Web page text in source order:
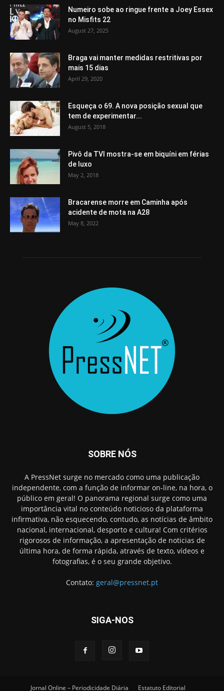
Numeiro sobe ao ringue frente a Joey Essex
no Misfits 22
August 27, 2025
Braga vai manter medidas restritivas por
mais 15 dias
April 29, 2020
Esqueça o 69. A nova posição sexual que
tem de experimentar...
August 5, 2018
Pivô da TVI mostra-se em biquíni em férias
de luxo
May 2, 2018
Bracarense morre em Caminha após
acidente de mota na A28
May 8, 2022
SOBRE NÓS
A PressNet surge no mercado como uma publicação
independente, com a função de informar on-line, na hora, o
público em geral! O panorama regional surge como uma
importância vital no conteúdo noticioso da plataforma
infirmativa, não esquecendo, contudo, as notícias de âmbito
nacional, internacional, desporto e cultura! Com critérios
rigorosos de informação, a apresentação de noticias de
última hora, de forma rápida, através de texto, vídeos e
fotografias, é o seu grande objetivo.
Contato: geral@pressnet.pt
SIGA-NOS
Jornal Online – Periodicidade Diária Estatuto Editorial